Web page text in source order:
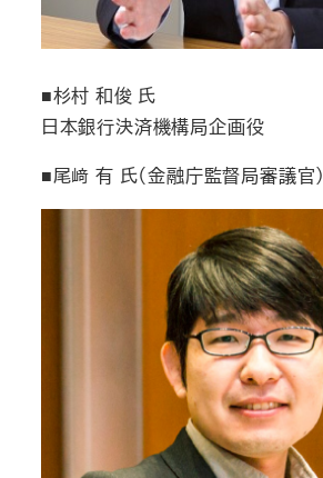
■杉村 和俊 氏
日本銀行決済機構局企画役
■尾﨑 有 氏（金融庁監督局審議官）